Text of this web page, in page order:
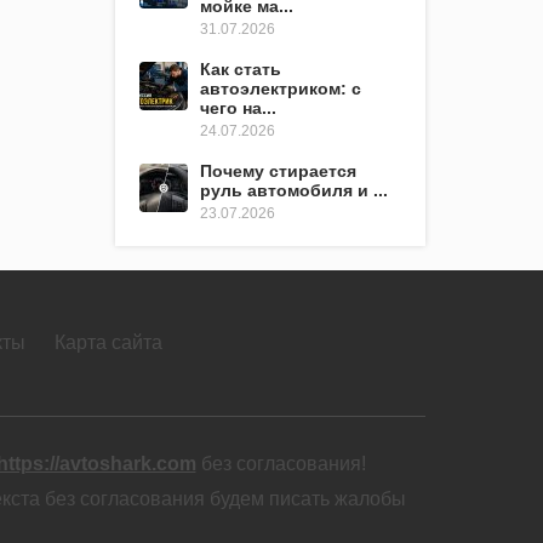
мойке ма...
31.07.2026
Как стать
автоэлектриком: с
чего на...
24.07.2026
Почему стирается
руль автомобиля и ...
23.07.2026
Карта сайта
avtoshark.com без согласования!
без согласования будем писать жалобы